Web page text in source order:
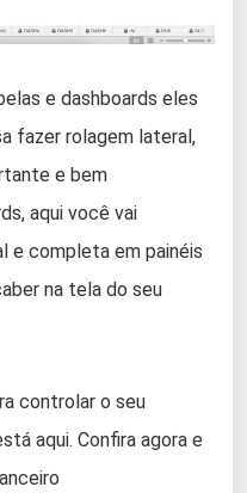
e dashboards eles
fazer rolagem lateral,
e bem
aqui você vai
e completa em painéis
na tela do seu
controlar o seu
aqui. Confira agora e